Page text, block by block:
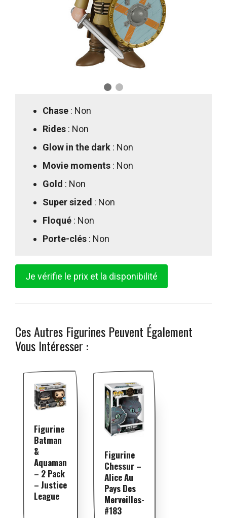
Chase : Non
Rides : Non
Glow in the dark : Non
Movie moments : Non
Gold : Non
Super sized : Non
Floqué : Non
Porte-clés : Non
Je vérifie le prix et la disponibilité
Ces Autres Figurines Peuvent Également
Vous Intéresser :
Figurine
Batman
&
Aquaman
– 2 Pack
– Justice
League
Figurine
Chessur –
Alice Au
Pays Des
Merveilles-
#183